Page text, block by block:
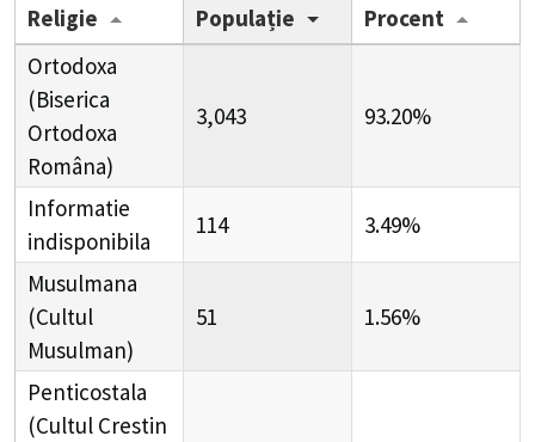
Religie Populație
Procent
Ortodoxa
(Biserica
Ortodoxa
Româna)
3,043 93.20%
Informatie
indisponibila
114 3.49%
Musulmana
(Cultul
Musulman)
51 1.56%
Penticostala
(Cultul Crestin